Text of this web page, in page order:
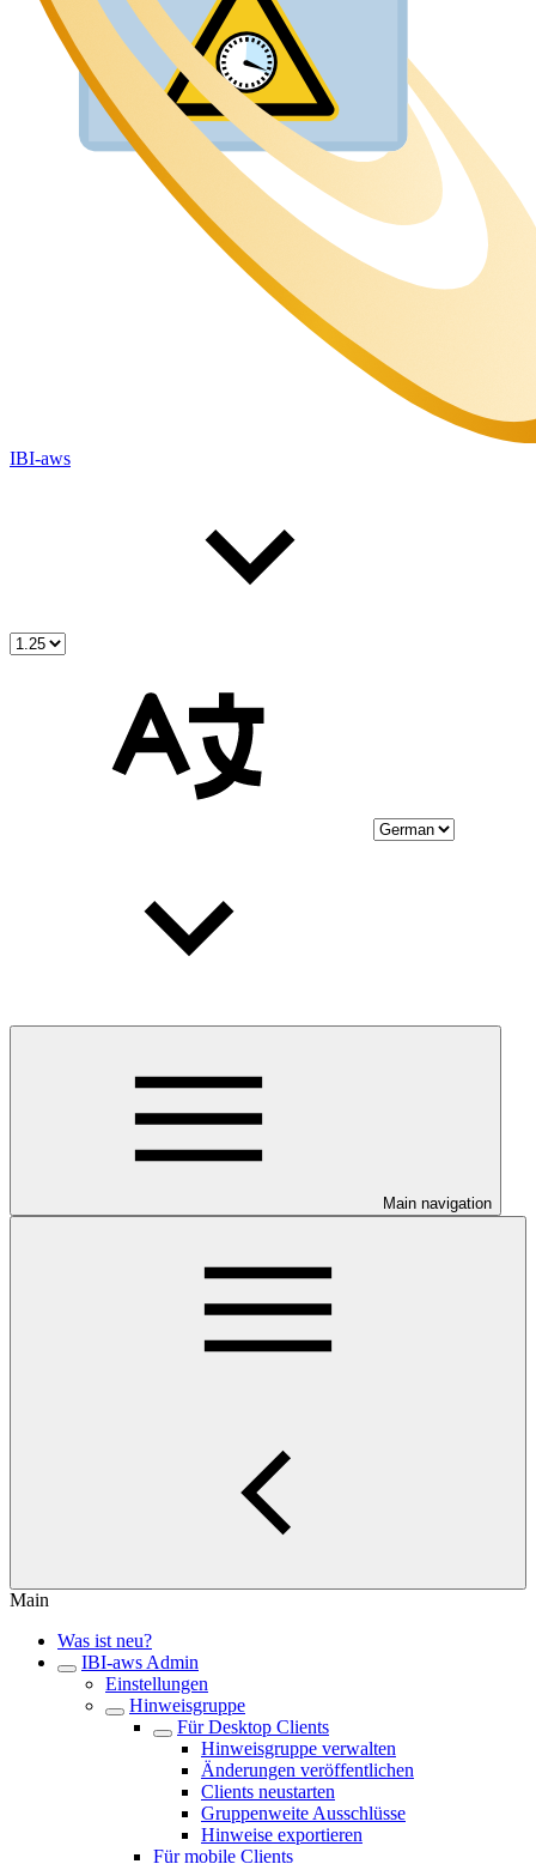
IBI-aws
Main navigation
Main
Was ist neu?
IBI-aws Admin
Einstellungen
Hinweisgruppe
Für Desktop Clients
Hinweisgruppe verwalten
Änderungen veröffentlichen
Clients neustarten
Gruppenweite Ausschlüsse
Hinweise exportieren
Für mobile Clients